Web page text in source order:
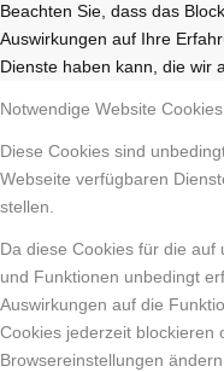
Beachten Sie, dass das
Auswirkungen auf Ihre
Dienste haben kann, die wir
Notwendige Website Cookies
Diese Cookies sind
Webseite verfügbaren
stellen.
Da diese Cookies für die
und Funktionen unbedingt
Auswirkungen auf die
Cookies jederzeit blockieren
Browsereinstellungen